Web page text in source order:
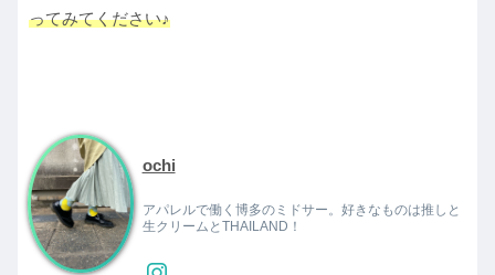
ってみてください♪
ochi
アパレルで働く博多のミドサー。好きなものは推しと
生クリームとTHAILAND！